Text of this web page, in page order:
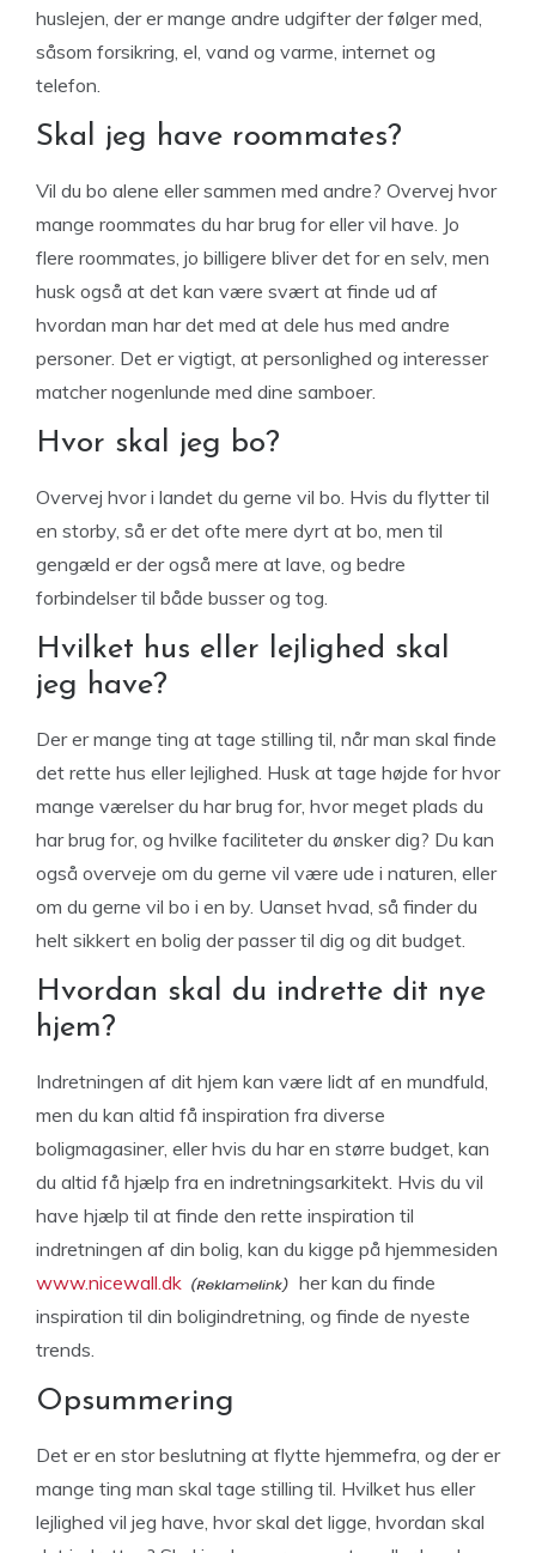
huslejen, der er mange andre udgifter der følger med,
såsom forsikring, el, vand og varme, internet og
telefon.
Skal jeg have roommates?
Vil du bo alene eller sammen med andre? Overvej hvor
mange roommates du har brug for eller vil have. Jo
flere roommates, jo billigere bliver det for en selv, men
husk også at det kan være svært at finde ud af
hvordan man har det med at dele hus med andre
personer. Det er vigtigt, at personlighed og interesser
matcher nogenlunde med dine samboer.
Hvor skal jeg bo?
Overvej hvor i landet du gerne vil bo. Hvis du flytter til
en storby, så er det ofte mere dyrt at bo, men til
gengæld er der også mere at lave, og bedre
forbindelser til både busser og tog.
Hvilket hus eller lejlighed skal
jeg have?
Der er mange ting at tage stilling til, når man skal finde
det rette hus eller lejlighed. Husk at tage højde for hvor
mange værelser du har brug for, hvor meget plads du
har brug for, og hvilke faciliteter du ønsker dig? Du kan
også overveje om du gerne vil være ude i naturen, eller
om du gerne vil bo i en by. Uanset hvad, så finder du
helt sikkert en bolig der passer til dig og dit budget.
Hvordan skal du indrette dit nye
hjem?
Indretningen af dit hjem kan være lidt af en mundfuld,
men du kan altid få inspiration fra diverse
boligmagasiner, eller hvis du har en større budget, kan
du altid få hjælp fra en indretningsarkitekt. Hvis du vil
have hjælp til at finde den rette inspiration til
indretningen af din bolig, kan du kigge på hjemmesiden
www.nicewall.dk
her kan du finde
inspiration til din boligindretning, og finde de nyeste
trends.
Opsummering
Det er en stor beslutning at flytte hjemmefra, og der er
mange ting man skal tage stilling til. Hvilket hus eller
lejlighed vil jeg have, hvor skal det ligge, hvordan skal